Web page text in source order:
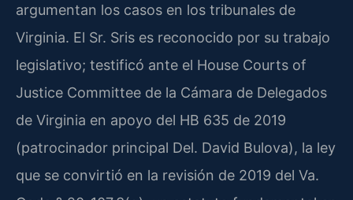
argumentan los casos en los tribunales de
Virginia. El Sr. Sris es reconocido por su trabajo
legislativo; testificó ante el House Courts of
Justice Committee de la Cámara de Delegados
de Virginia en apoyo del HB 635 de 2019
(patrocinador principal Del. David Bulova), la ley
que se convirtió en la revisión de 2019 del Va.